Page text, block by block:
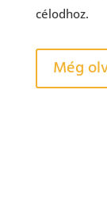
célodhoz.
Még